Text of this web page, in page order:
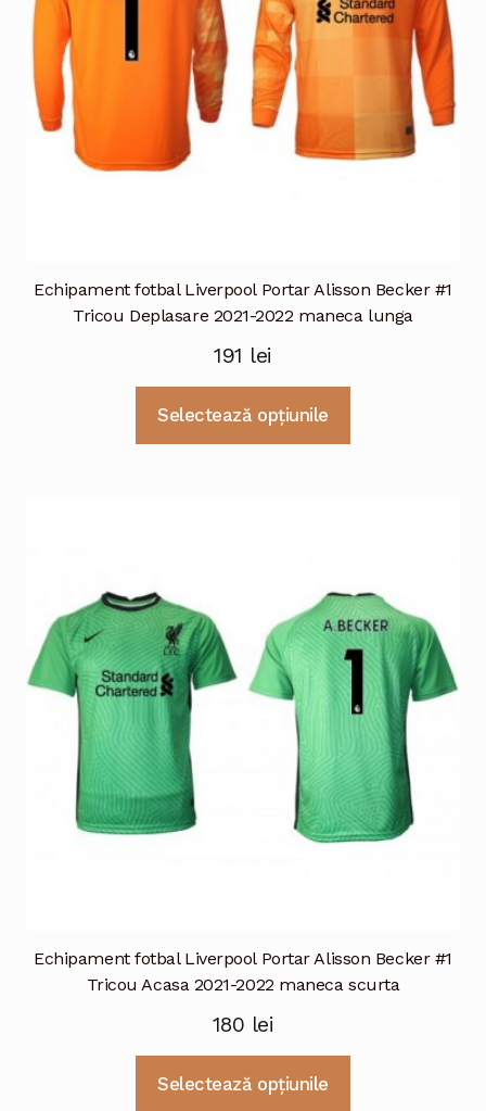
în
produsului.
Echipament fotbal Liverpool Portar Alisson Becker #1
Tricou Deplasare 2021-2022 maneca lunga
191 lei
Selectează opțiunile
pot
fi
alese
pagina
produsului.
Echipament fotbal Liverpool Portar Alisson Becker #1
Tricou Acasa 2021-2022 maneca scurta
180 lei
Selectează opțiunile